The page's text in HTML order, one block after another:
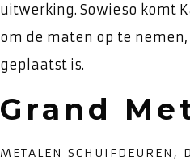
uitwerking. Sowieso komt
om de maten op te
geplaatst is.
Grand
METALEN SCHUIFDEUREN,